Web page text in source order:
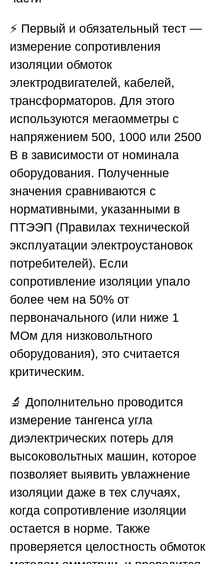
⚡ Первый и обязательный тест —
измерение сопротивления
изоляции обмоток
электродвигателей, кабелей,
трансформаторов. Для этого
используются мегаомметры с
напряжением 500, 1000 или 2500
В в зависимости от номинала
оборудования. Полученные
значения сравниваются с
нормативными, указанными в
ПТЭЭП (Правилах технической
эксплуатации электроустановок
потребителей). Если
сопротивление изоляции упало
более чем на 50% от
первоначального (или ниже 1
МОм для низковольтного
оборудования), это считается
критическим.
🔬 Дополнительно проводится
измерение тангенса угла
диэлектрических потерь для
высоковольтных машин, которое
позволяет выявить увлажнение
изоляции даже в тех случаях,
когда сопротивление изоляции
остается в норме. Также
проверяется целостность обмоток